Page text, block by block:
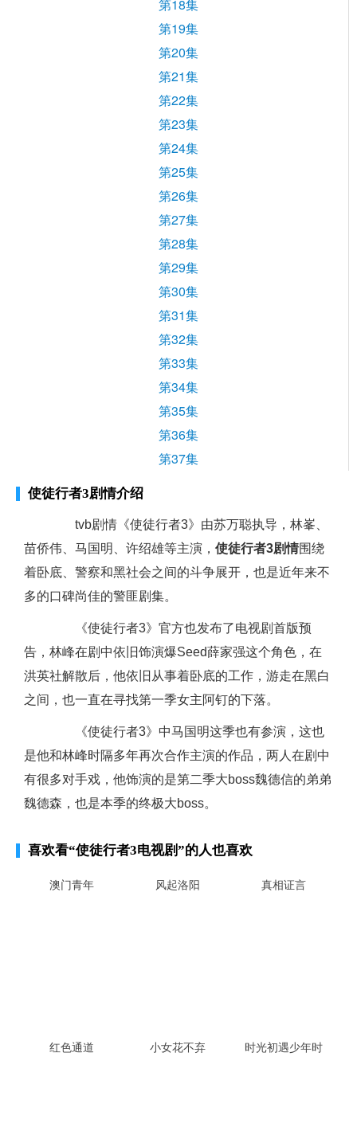
第18集
第19集
第20集
第21集
第22集
第23集
第24集
第25集
第26集
第27集
第28集
第29集
第30集
第31集
第32集
第33集
第34集
第35集
第36集
第37集
使徒行者3剧情介绍
tvb剧情《使徒行者3》由苏万聪执导，林峯、
苗侨伟、马国明、许绍雄等主演，使徒行者3剧情围绕
着卧底、警察和黑社会之间的斗争展开，也是近年来不
多的口碑尚佳的警匪剧集。
《使徒行者3》官方也发布了电视剧首版预
告，林峰在剧中依旧饰演爆Seed薛家强这个角色，在
洪英社解散后，他依旧从事着卧底的工作，游走在黑白
之间，也一直在寻找第一季女主阿钉的下落。
《使徒行者3》中马国明这季也有参演，这也
是他和林峰时隔多年再次合作主演的作品，两人在剧中
有很多对手戏，他饰演的是第二季大boss魏德信的弟弟
魏德森，也是本季的终极大boss。
喜欢看“使徒行者3电视剧”的人也喜欢
澳门青年 风起洛阳 真相证言
红色通道 小女花不弃 时光初遇少年时